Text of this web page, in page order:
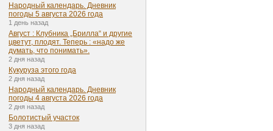
Народный календарь. Дневник
погоды 5 августа 2026 года
1 день назад
Август : Клубника „Брилла“ и другие
цветут, плодят. Теперь : «надо же
думать, что понимать».
2 дня назад
Кукуруза этого года
2 дня назад
Народный календарь. Дневник
погоды 4 августа 2026 года
2 дня назад
Болотистый участок
3 дня назад